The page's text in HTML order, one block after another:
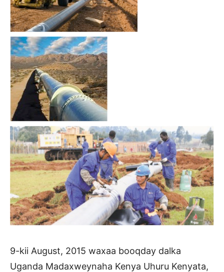
9-kii August, 2015 waxaa booqday dalka
Uganda Madaxweynaha Kenya Uhuru Kenyata,